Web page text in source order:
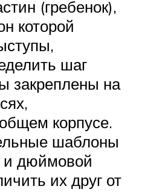
(гребенок),
которой
шаг
закреплены на
корпусе.
шаблоны
и дюймовой
их друг от